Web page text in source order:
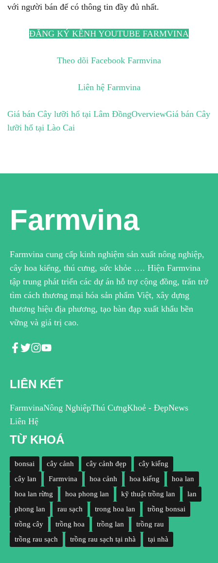
với người bán để có thông tin đầy đủ nhất.
ĐĂNG KÝ KÊNH YOUTUBE FARMVINA
Theo dõi Facebook Farmvina
Liên hệ Farmvina
Giá bán Cây lưỡi hổ tại Lâm ĐồngOverviewGiá bán Cây
lưỡi hổ tại Lào Cai
Farmvina
Farmvina cung cấp kinh nghiệm sản xuất nông nghiệp,
cây hoa kiểng, thú cưng, sức khỏe …. Hiện Farmvina
tập trung phát triển các dự án hỗ trợ cộng đồng, trăn trở
tìm cách thương mại hóa sản phẩm Việt, xây dựng
thương hiệu địa phương, tạo bàn đạp xuất khẩu bền
vững và giá trị cao.
LIÊN KẾT
FarmvinaNông NghiệpThú CưngKhoẻ - ĐẹpNews
Liên Hệ
TỪ KHOÁ
bonsai cây cảnh cây cảnh đẹp
cây kiểng
cây lan
Farmvina hoa cảnh hoa kiểng
hoa lan
hoa lan rừng
hoa phong lan kỹ thuật trồng lan
lan
phong lan
rau sạch trong hoa lan
trồng bonsai
trồng cây
trồng hoa trồng lan
trồng rau
trồng rau sạch
trồng rau sạch tại nhà tại nhà